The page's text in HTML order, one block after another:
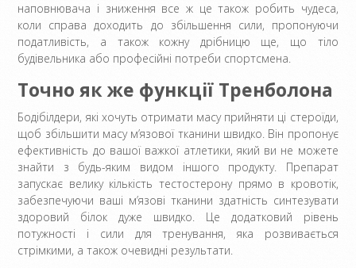
наповнювача і зниження все ж це також робить чудеса,
коли справа доходить до збільшення сили, пропонуючи
податливість, а також кожну дрібницю ще, що тіло
будівельника або професійні потреби спортсмена.
Точно як же функції Тренболона
Бодібілдери, які хочуть отримати масу прийняти ці стероїди,
щоб збільшити масу м’язової тканини швидко. Він пропонує
ефективність до вашої важкої атлетики, який ви не можете
знайти з будь-яким видом іншого продукту. Препарат
запускає велику кількість тестостерону прямо в кровотік,
забезпечуючи ваші м’язові тканини здатність синтезувати
здоровий білок дуже швидко. Це додатковий рівень
потужності і сили для тренування, яка розвивається
стрімкими, а також очевидні результати.